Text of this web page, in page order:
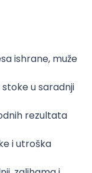
ishrane, muže
u saradnji
rezultata
i utroška